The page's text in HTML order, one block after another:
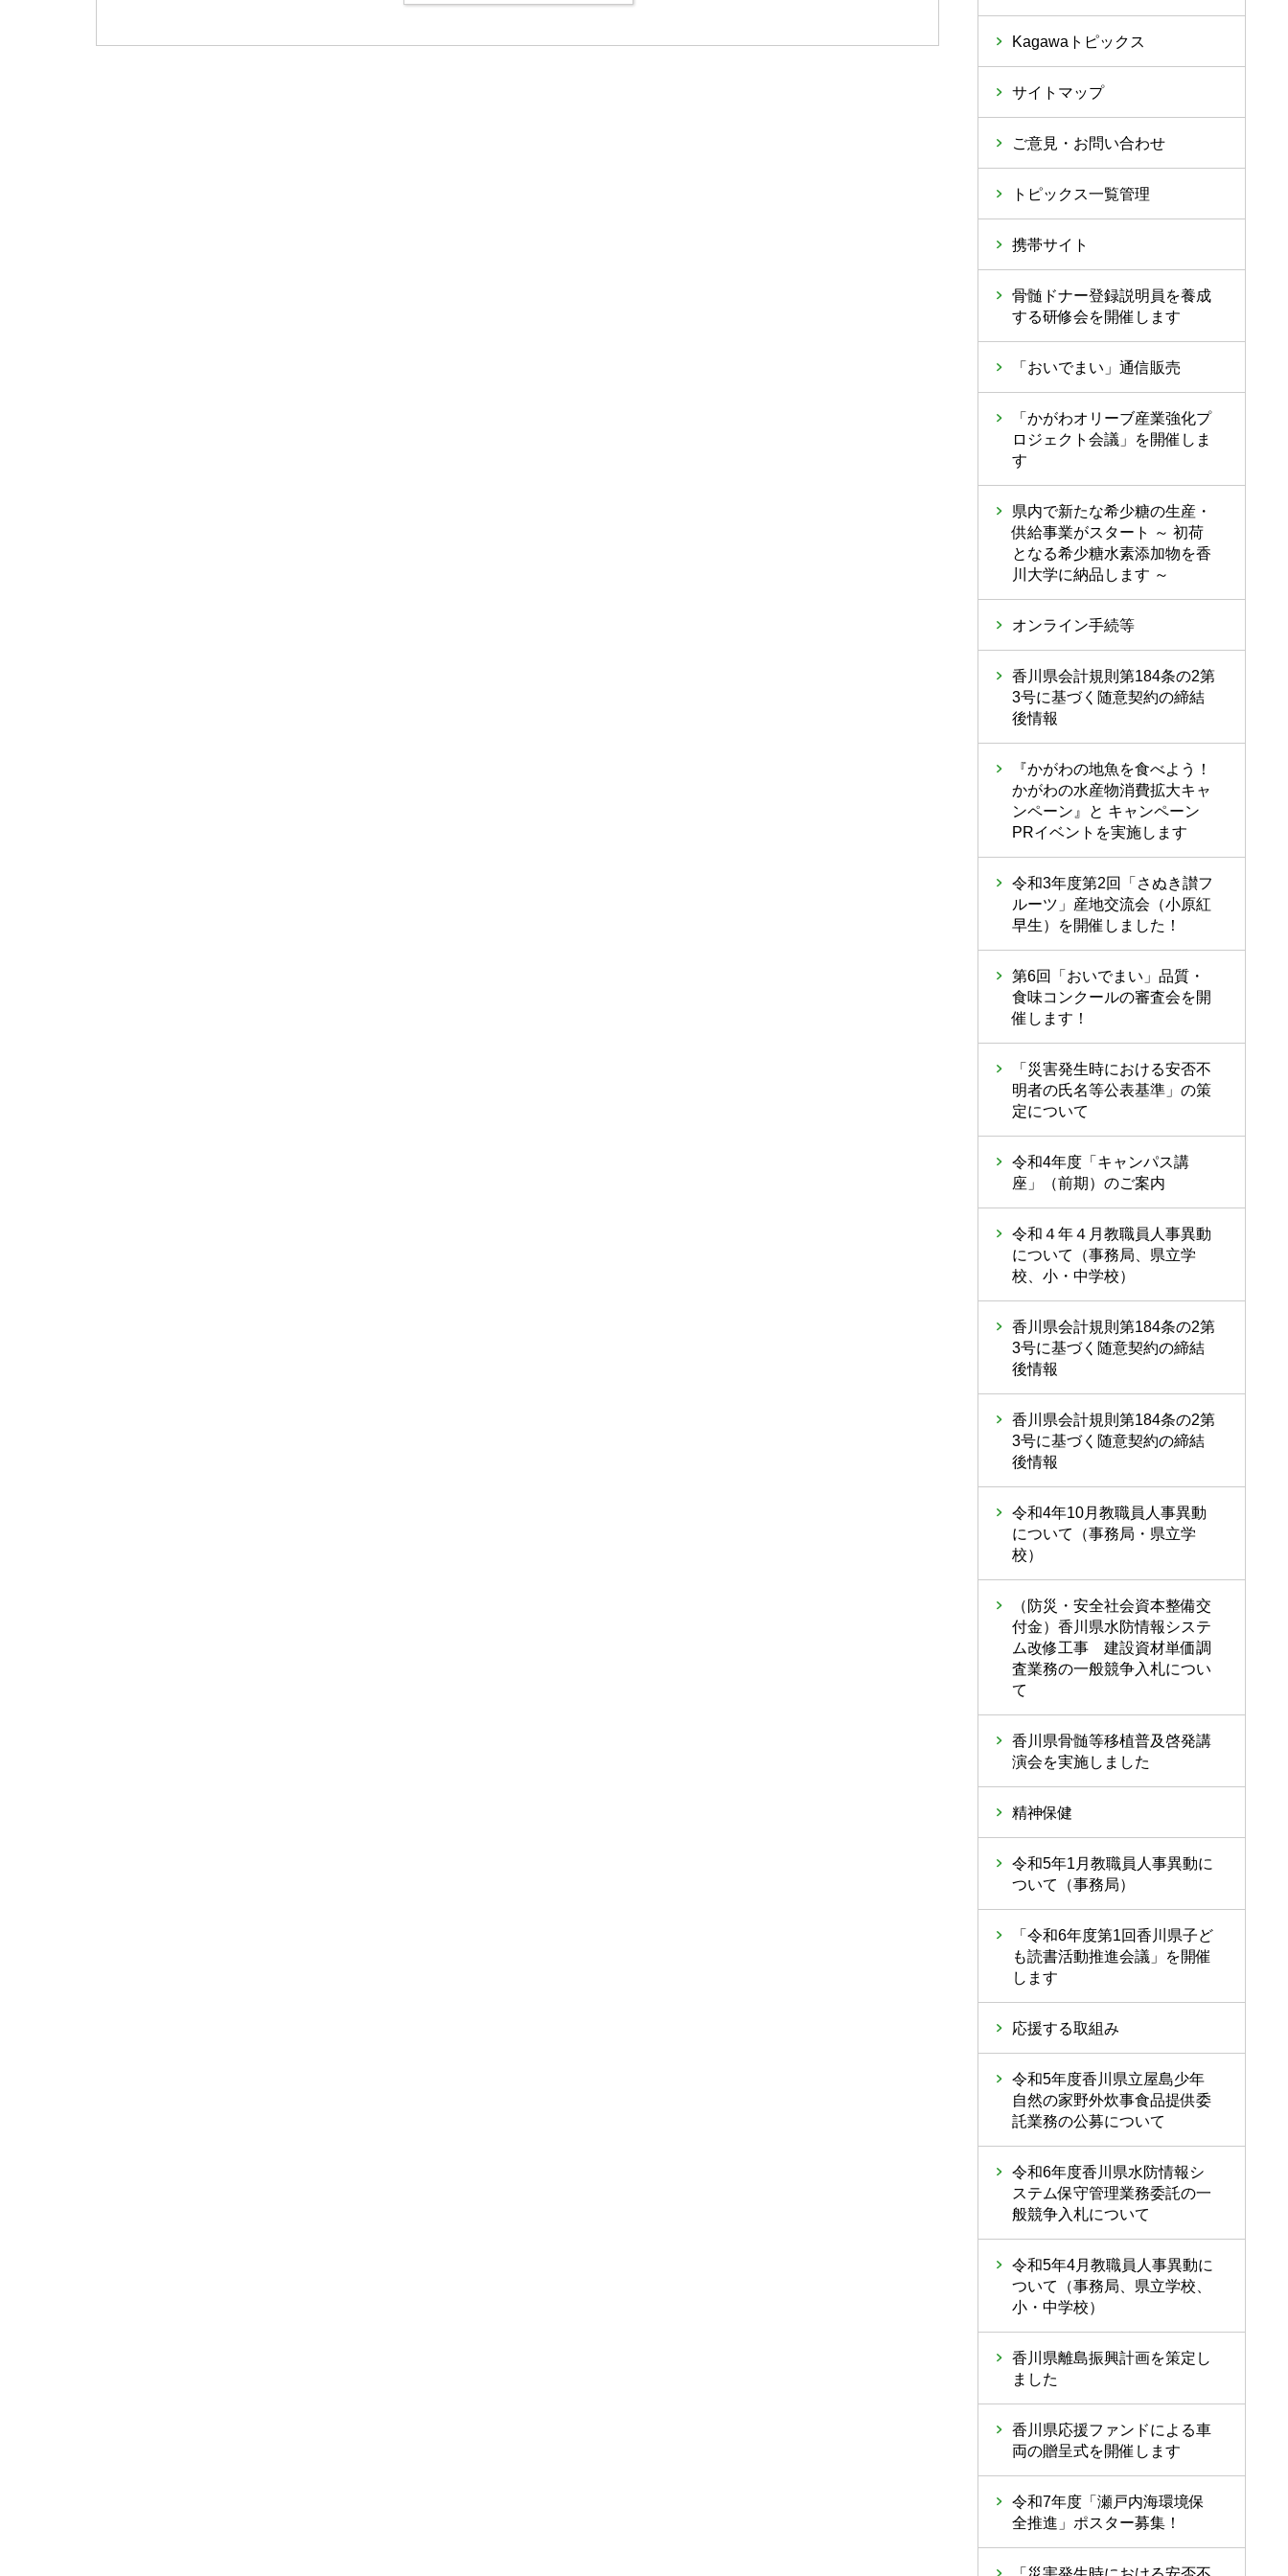
Kagawaトピックス
サイトマップ
ご意見・お問い合わせ
トピックス一覧管理
携帯サイト
骨髄ドナー登録説明員を養成
する研修会を開催します
「おいでまい」通信販売
「かがわオリーブ産業強化プ
ロジェクト会議」を開催しま
す
県内で新たな希少糖の生産・
供給事業がスタート ～ 初荷
となる希少糖水素添加物を香
川大学に納品します ～
オンライン手続等
香川県会計規則第184条の2第
3号に基づく随意契約の締結
後情報
『かがわの地魚を食べよう！
かがわの水産物消費拡大キャ
ンペーン』と キャンペーン
PRイベントを実施します
令和3年度第2回「さぬき讃フ
ルーツ」産地交流会（小原紅
早生）を開催しました！
第6回「おいでまい」品質・
食味コンクールの審査会を開
催します！
「災害発生時における安否不
明者の氏名等公表基準」の策
定について
令和4年度「キャンパス講
座」（前期）のご案内
令和４年４月教職員人事異動
について（事務局、県立学
校、小・中学校）
香川県会計規則第184条の2第
3号に基づく随意契約の締結
後情報
香川県会計規則第184条の2第
3号に基づく随意契約の締結
後情報
令和4年10月教職員人事異動
について（事務局・県立学
校）
（防災・安全社会資本整備交
付金）香川県水防情報システ
ム改修工事 建設資材単価調
査業務の一般競争入札につい
て
香川県骨髄等移植普及啓発講
演会を実施しました
精神保健
令和5年1月教職員人事異動に
ついて（事務局）
「令和6年度第1回香川県子ど
も読書活動推進会議」を開催
します
応援する取組み
令和5年度香川県立屋島少年
自然の家野外炊事食品提供委
託業務の公募について
令和6年度香川県水防情報シ
ステム保守管理業務委託の一
般競争入札について
令和5年4月教職員人事異動に
ついて（事務局、県立学校、
小・中学校）
香川県離島振興計画を策定し
ました
香川県応援ファンドによる車
両の贈呈式を開催します
令和7年度「瀬戸内海環境保
全推進」ポスター募集！